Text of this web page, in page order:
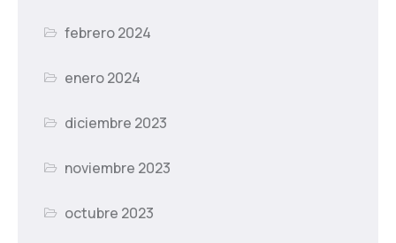
febrero 2024
enero 2024
diciembre 2023
noviembre 2023
octubre 2023